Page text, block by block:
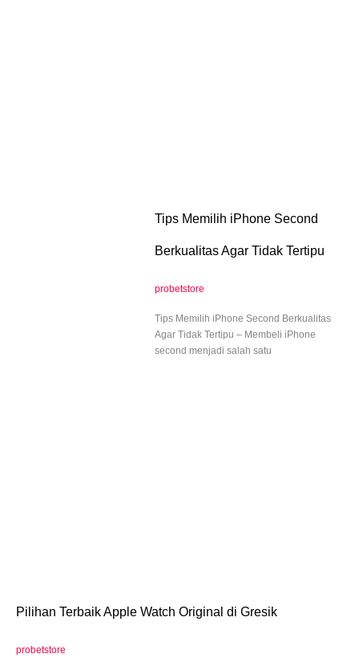
Tips Memilih iPhone Second
Berkualitas Agar Tidak Tertipu
probetstore
Tips Memilih iPhone Second Berkualitas
Agar Tidak Tertipu – Membeli iPhone
second menjadi salah satu
Pilihan Terbaik Apple Watch Original di Gresik
probetstore